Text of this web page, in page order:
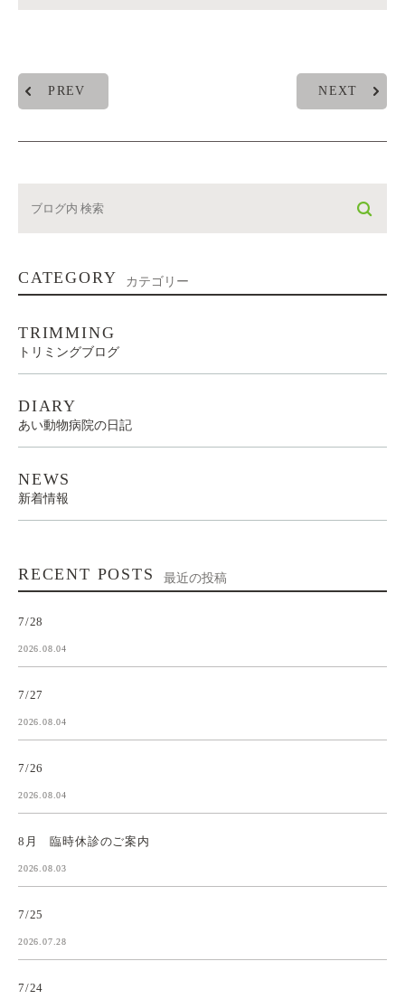
PREV NEXT
CATEGORY カテゴリー
TRIMMING
トリミングブログ
DIARY
あい動物病院の日記
NEWS
新着情報
RECENT POSTS 最近の投稿
7/28
2026.08.04
7/27
2026.08.04
7/26
2026.08.04
8月 臨時休診のご案内
2026.08.03
7/25
2026.07.28
7/24